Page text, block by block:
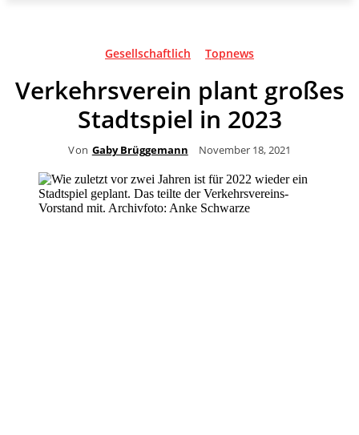
Gesellschaftlich Topnews
Verkehrsverein plant großes
Stadtspiel in 2023
Von Gaby Brüggemann November 18, 2021